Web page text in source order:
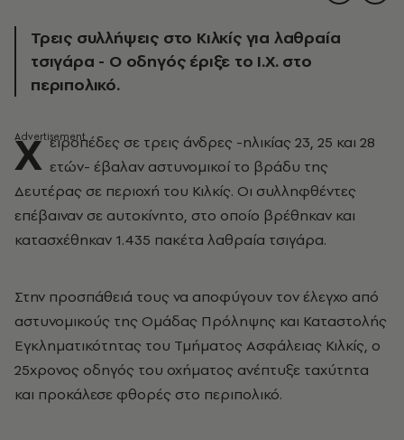
Τρεις συλλήψεις στο Κιλκίς για λαθραία
τσιγάρα - Ο οδηγός έριξε το Ι.Χ. στο
περιπολικό.
Χ ειροπέδες σε τρεις άνδρες -ηλικίας 23, 25 και 28
ετών- έβαλαν αστυνομικοί το βράδυ της
Δευτέρας σε περιοχή του Κιλκίς. Οι συλληφθέντες
επέβαιναν σε αυτοκίνητο, στο οποίο βρέθηκαν και
κατασχέθηκαν 1.435 πακέτα λαθραία τσιγάρα.
Στην προσπάθειά τους να αποφύγουν τον έλεγχο από
αστυνομικούς της Ομάδας Πρόληψης και Καταστολής
Εγκληματικότητας του Τμήματος Ασφάλειας Κιλκίς, ο
25χρονος οδηγός του οχήματος ανέπτυξε ταχύτητα
και προκάλεσε φθορές στο περιπολικό.